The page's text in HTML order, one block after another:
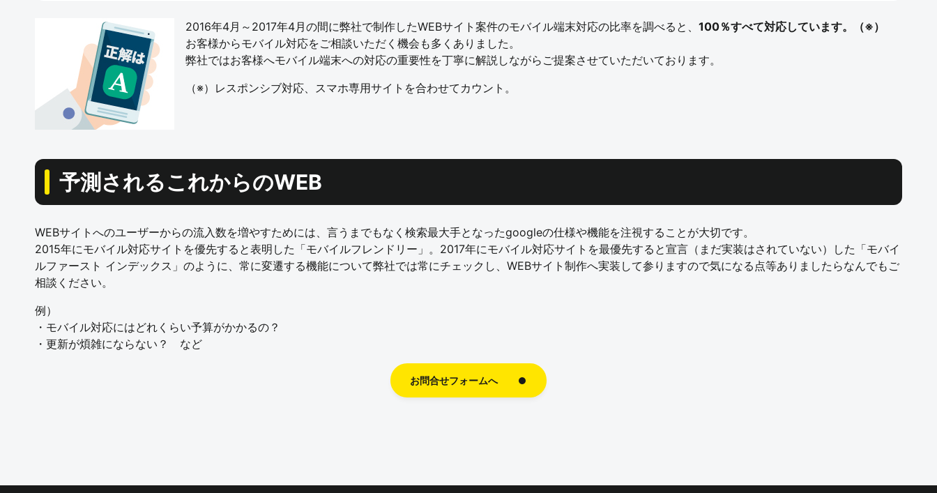
2016年4月～2017年4月の間に弊社で制作したWEBサイト案件のモバイル端末対応の比率を調べると、 100％すべて対応しています。（※）
お客様からモバイル対応をご相談いただく機会も多くありました。
弊社ではお客様へモバイル端末への対応の重要性を丁寧に解説しながらご提案させていただいております。
（※）レスポンシブ対応、スマホ専用サイトを合わせてカウント。
予測されるこれからのWEB
WEBサイトへのユーザーからの流入数を増やすためには、言うまでもなく検索最大手となったgoogleの仕様や機能を注視することが大切です。
2015年にモバイル対応サイトを優先すると表明した「モバイルフレンドリー」。2017年にモバイル対応サイトを最優先すると宣言（まだ実装はされていない）した「モバイ
ルファースト インデックス」のように、常に変遷する機能について弊社では常にチェックし、WEBサイト制作へ実装して参りますので気になる点等ありましたらなんでもご
相談ください。
例）
・モバイル対応にはどれくらい予算がかかるの？
・更新が煩雑にならない？ など
お問合せフォームへ